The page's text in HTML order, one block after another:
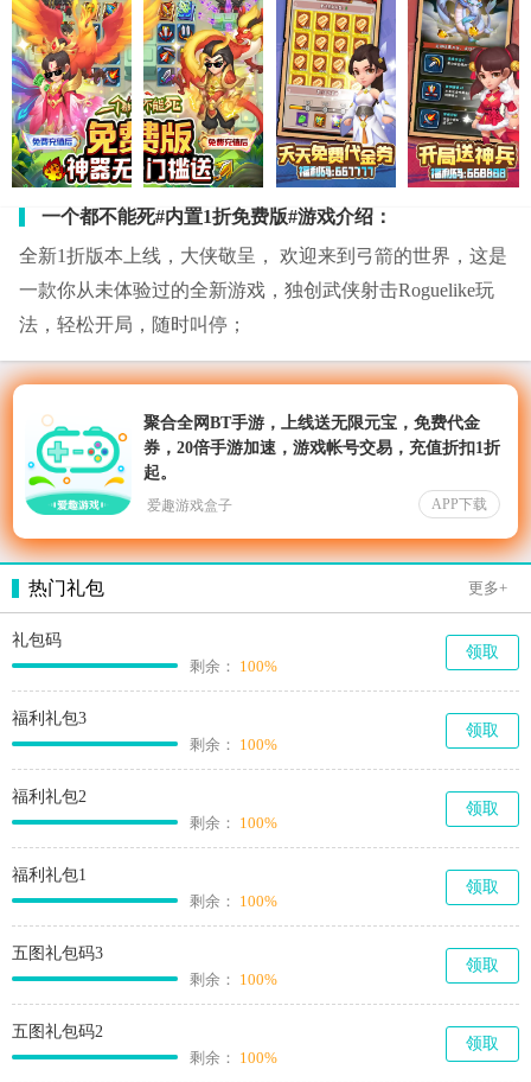
一个都不能死#内置1折免费版#游戏介绍：
全新1折版本上线，大侠敬呈， 欢迎来到弓箭的世界，这是
一款你从未体验过的全新游戏，独创武侠射击Roguelike玩
法，轻松开局，随时叫停；
聚合全网BT手游，上线送无限元宝，免费代金
券，20倍手游加速，游戏帐号交易，充值折扣1折
起。
APP下载
爱趣游戏盒子
热门礼包 更多+
礼包码
剩余： 100%
领取
福利礼包3
剩余： 100%
领取
福利礼包2
剩余： 100%
领取
福利礼包1
剩余： 100%
领取
五图礼包码3
剩余： 100%
领取
五图礼包码2
剩余： 100%
领取